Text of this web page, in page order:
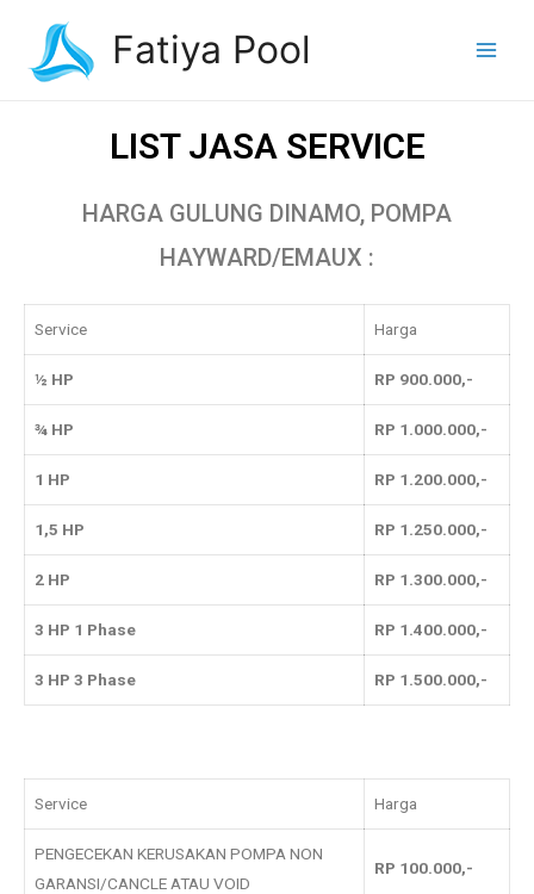
Fatiya Pool
LIST JASA SERVICE
HARGA GULUNG DINAMO, POMPA
HAYWARD/EMAUX :
Service Harga
½ HP RP 900.000,-
¾ HP RP 1.000.000,-
1 HP RP 1.200.000,-
1,5 HP RP 1.250.000,-
2 HP RP 1.300.000,-
3 HP 1 Phase RP 1.400.000,-
3 HP 3 Phase RP 1.500.000,-
Service Harga
PENGECEKAN KERUSAKAN POMPA NON
GARANSI/CANCLE ATAU VOID
RP 100.000,-